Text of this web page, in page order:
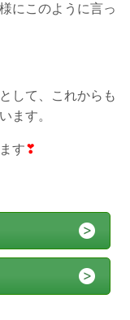
にこのように言っ
して、これからも
ます。
す❣